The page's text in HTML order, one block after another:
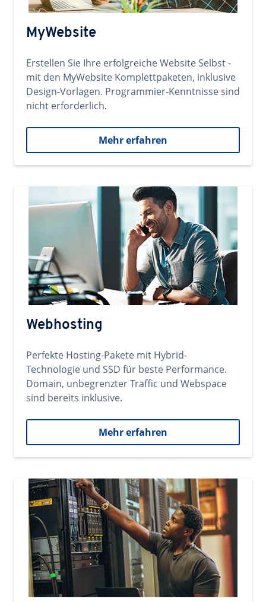
MyWebsite
Erstellen Sie Ihre erfolgreiche Website Selbst -
mit den MyWebsite Komplettpaketen, inklusive
Design-Vorlagen. Programmier-Kenntnisse sind
nicht erforderlich.
Mehr erfahren
Webhosting
Perfekte Hosting-Pakete mit Hybrid-
Technologie und SSD für beste Performance.
Domain, unbegrenzter Traffic und Webspace
sind bereits inklusive.
Mehr erfahren